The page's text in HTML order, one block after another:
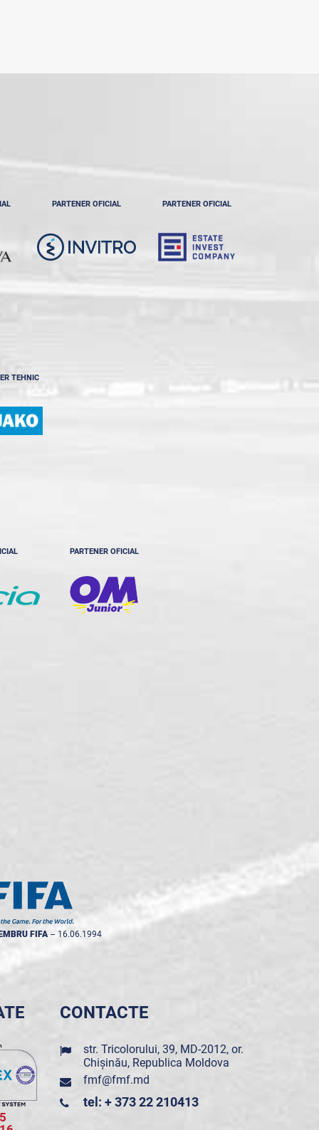
PARTENER OFICIAL PARTENER OFICIAL
TEHNIC
PARTENER OFICIAL
FIFA -- 16.06.1994
CONTACTE
str. Tricolorului, 39, MD-2012, or.
Chișinău, Republica Moldova
fmf@fmf.md
tel: + 373 22 210413